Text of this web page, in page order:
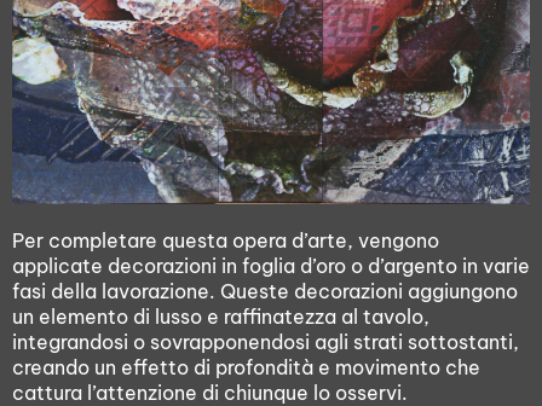
Per completare questa opera d’arte, vengono
applicate decorazioni in foglia d’oro o d’argento in varie
fasi della lavorazione. Queste decorazioni aggiungono
un elemento di lusso e raffinatezza al tavolo,
integrandosi o sovrapponendosi agli strati sottostanti,
creando un effetto di profondità e movimento che
cattura l’attenzione di chiunque lo osservi.